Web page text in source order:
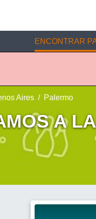
ENCONTRAR
Aires Palermo
A